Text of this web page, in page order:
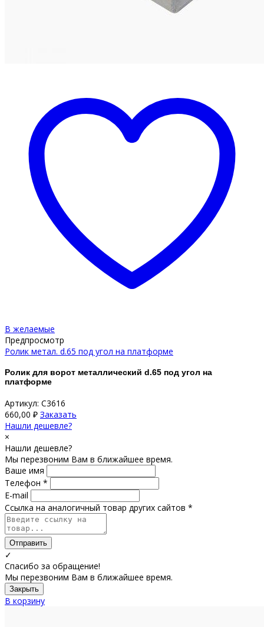
В желаемые
Предпросмотр
Ролик метал. d.65 под угол на платформе
Ролик для ворот металлический d.65 под угол на
платформе
Артикул: С3616
660,00 ₽ Заказать
Нашли дешевле?
×
Нашли дешевле?
Мы перезвоним Вам в ближайшее время.
Ваше имя
Телефон *
E-mail
Ссылка на аналогичный товар других сайтов *
Отправить
✓
Спасибо за обращение!
Мы перезвоним Вам в ближайшее время.
Закрыть
В корзину